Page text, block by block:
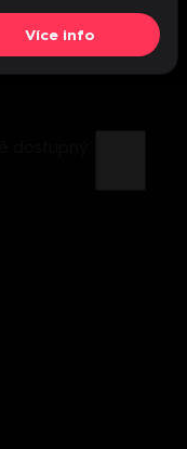
Více info